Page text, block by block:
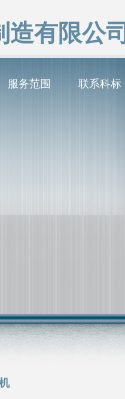
有限公司
服务范围 联系科标